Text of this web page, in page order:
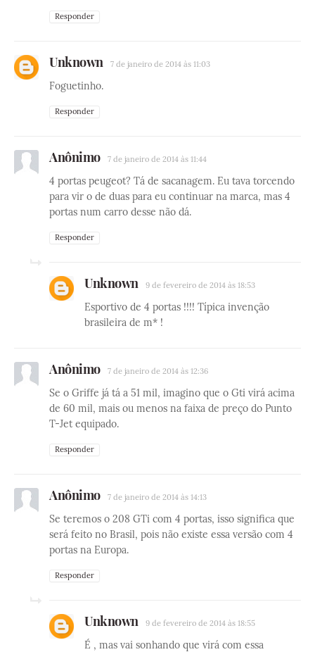
Responder
Unknown 7 de janeiro de 2014 às 11:03
Foguetinho.
Responder
Anônimo 7 de janeiro de 2014 às 11:44
4 portas peugeot? Tá de sacanagem. Eu tava torcendo
para vir o de duas para eu continuar na marca, mas 4
portas num carro desse não dá.
Responder
Unknown 9 de fevereiro de 2014 às 18:53
Esportivo de 4 portas !!!! Típica invenção
brasileira de m* !
Anônimo 7 de janeiro de 2014 às 12:36
Se o Griffe já tá a 51 mil, imagino que o Gti virá acima
de 60 mil, mais ou menos na faixa de preço do Punto
T-Jet equipado.
Responder
Anônimo 7 de janeiro de 2014 às 14:13
Se teremos o 208 GTi com 4 portas, isso significa que
será feito no Brasil, pois não existe essa versão com 4
portas na Europa.
Responder
Unknown 9 de fevereiro de 2014 às 18:55
É , mas vai sonhando que virá com essa